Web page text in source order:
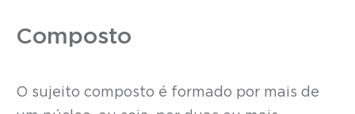
Composto
O sujeito composto é formado por mais de